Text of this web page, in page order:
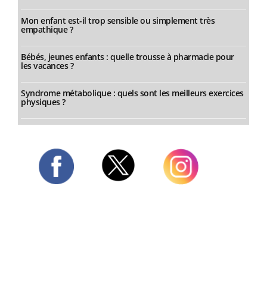
Mon enfant est-il trop sensible ou simplement très
empathique ?
Bébés, jeunes enfants : quelle trousse à pharmacie pour
les vacances ?
Syndrome métabolique : quels sont les meilleurs exercices
physiques ?